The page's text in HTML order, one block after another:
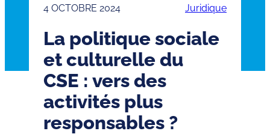
4 OCTOBRE 2024 Juridique
La politique sociale
et culturelle du
CSE : vers des
activités plus
responsables ?